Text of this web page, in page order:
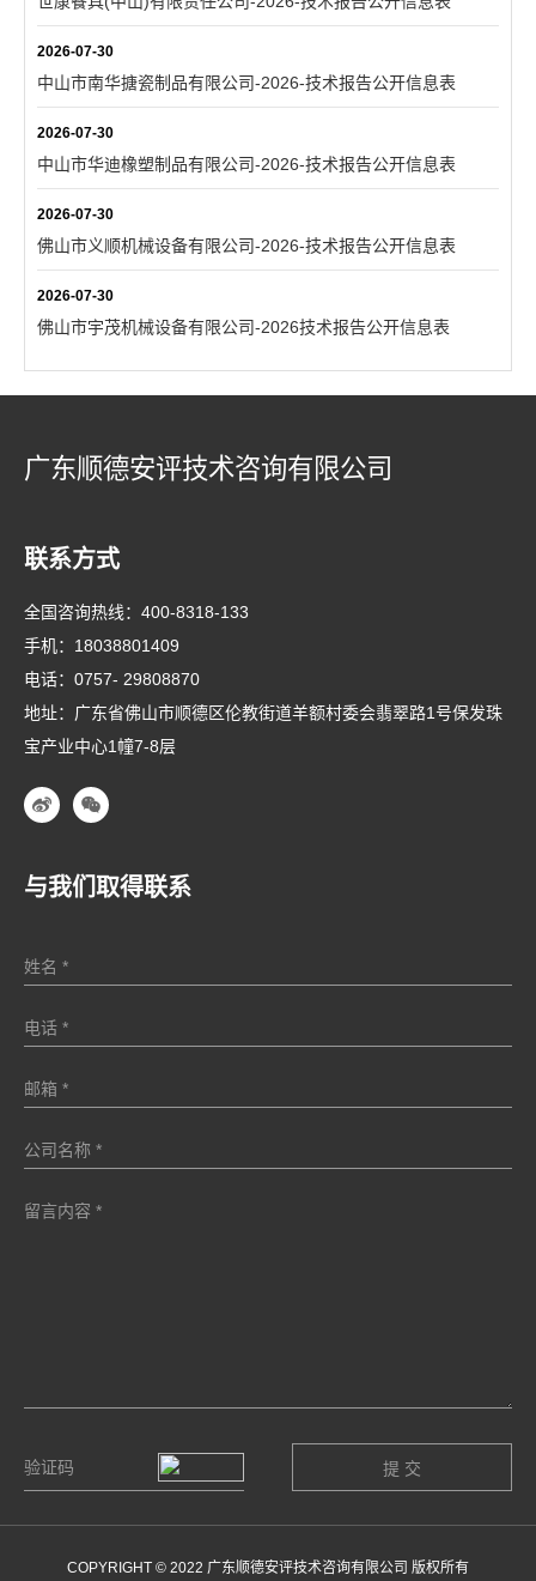
2026-07-30
中山市南华搪瓷制品有限公司-2026-技术报告公开信息表
2026-07-30
中山市华迪橡塑制品有限公司-2026-技术报告公开信息表
2026-07-30
佛山市义顺机械设备有限公司-2026-技术报告公开信息表
2026-07-30
佛山市宇茂机械设备有限公司-2026技术报告公开信息表
广东顺德安评技术咨询有限公司
联系方式
全国咨询热线： 400-8318-133
手机： 18038801409
电话： 0757- 29808870
地址：广东省佛山市顺德区伦教街道羊额村委会翡翠路1号保发珠
宝产业中心1幢7-8层
与我们取得联系
COPYRIGHT © 2022 广东顺德安评技术咨询有限公司 版权所有